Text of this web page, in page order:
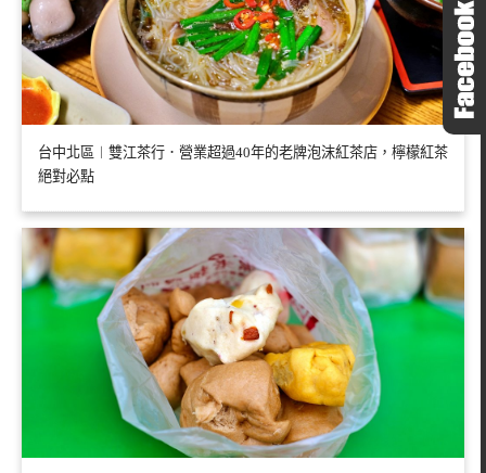
台中北區︱雙江茶行．營業超過40年的老牌泡沫紅茶店，檸檬紅茶
絕對必點